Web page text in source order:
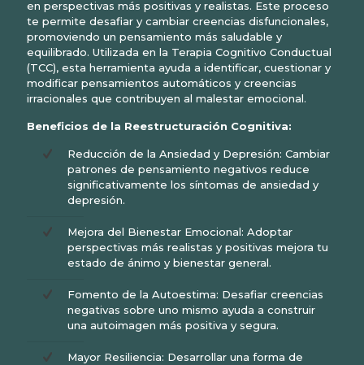
en perspectivas más positivas y realistas. Este proceso
te permite desafiar y cambiar creencias disfuncionales,
promoviendo un pensamiento más saludable y
equilibrado. Utilizada en la Terapia Cognitivo Conductual
(TCC), esta herramienta ayuda a identificar, cuestionar y
modificar pensamientos automáticos y creencias
irracionales que contribuyen al malestar emocional.
Beneficios de la Reestructuración Cognitiva:
Reducción de la Ansiedad y Depresión: Cambiar
patrones de pensamiento negativos reduce
significativamente los síntomas de ansiedad y
depresión.
Mejora del Bienestar Emocional: Adoptar
perspectivas más realistas y positivas mejora tu
estado de ánimo y bienestar general.
Fomento de la Autoestima: Desafiar creencias
negativas sobre uno mismo ayuda a construir
una autoimagen más positiva y segura.
Mayor Resiliencia: Desarrollar una forma de